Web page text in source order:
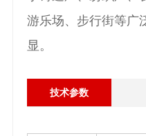
游乐场、步行街等广
显。
技术参数